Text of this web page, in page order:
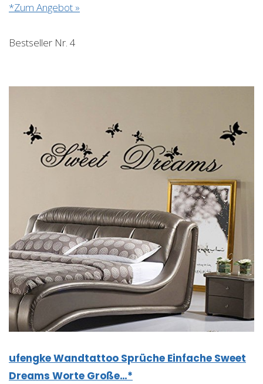
*Zum Angebot »
Bestseller Nr. 4
ufengke Wandtattoo Sprüche Einfache Sweet
Dreams Worte Große…*